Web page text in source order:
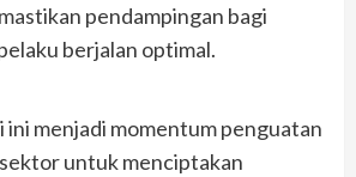
pendampingan bagi
berjalan optimal.
ini menjadi momentum penguatan
untuk menciptakan